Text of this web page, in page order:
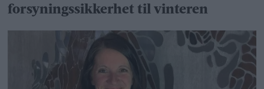
forsyningssikkerhet til vinteren